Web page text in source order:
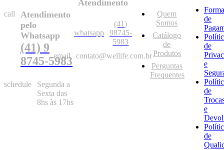
call
Atendimento
pelo
Whatsapp
(41) 9
8745-5983
schedule
Segunda a
Sexta das
8hs às 17hs
Atendimento
whatsapp
(41)
98745-
5983
email
contato@wellife.com.br
Quem
Somos
Catálogo
de
Produtos
Perguntas
Frequentes
de
de
e
de
e
de